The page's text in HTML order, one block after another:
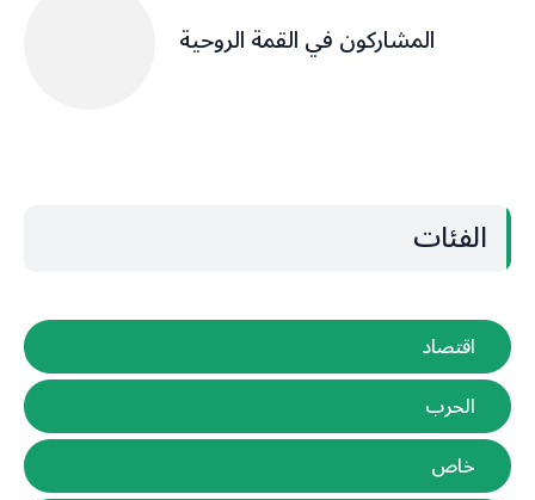
المشاركون في القمة الروحية
الفئات
اقتصاد
الحرب
خاص